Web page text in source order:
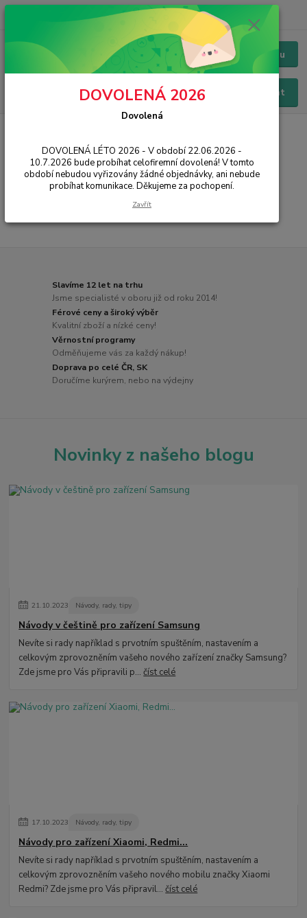
Menu
Hledat
Chat / Online podpora - 24/7
Virtuální realita
Slavíme 12 let na trhu
Jsme specialisté v oboru již od roku 2014!
Férové ceny a široký výběr
Kvalitní zboží a nízké ceny!
Věrnostní programy
Odměňujeme vás za každý nákup!
Doprava po celé ČR, SK
Doručíme kurýrem, nebo na výdejny
Novinky z našeho blogu
21.10.2023 Návody, rady, tipy
Návody v češtině pro zařízení Samsung
Nevíte si rady například s prvotním spuštěním, nastavením a
celkovým zprovozněním vašeho nového zařízení značky Samsung?
Zde jsme pro Vás připravili p...číst celé
17.10.2023 Návody, rady, tipy
Návody pro zařízení Xiaomi, Redmi...
Nevíte si rady například s prvotním spuštěním, nastavením a
celkovým zprovozněním vašeho nového mobilu značky Xiaomi
Redmi? Zde jsme pro Vás připravil...číst celé
DOVOLENÁ 2026
Dovolená
DOVOLENÁ LÉTO 2026 - V období 22.06.2026 -
10.7.2026 bude probíhat celofiremní dovolená! V tomto
období nebudou vyřizovány žádné objednávky, ani nebude
probíhat komunikace. Děkujeme za pochopení.
Zavřít